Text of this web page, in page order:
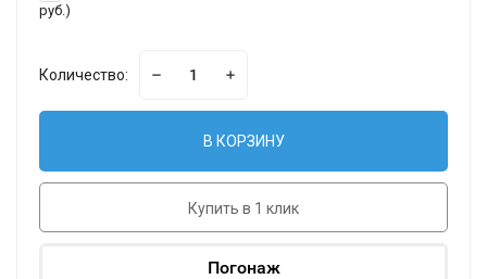
руб.)
Количество:
В КОРЗИНУ
Купить в 1 клик
Погонаж